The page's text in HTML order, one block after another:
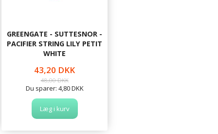
GREENGATE - SUTTESNOR -
PACIFIER STRING LILY PETIT
WHITE
43,20 DKK
48,00 DKK
Du sparer: 4,80 DKK
Læg i kurv